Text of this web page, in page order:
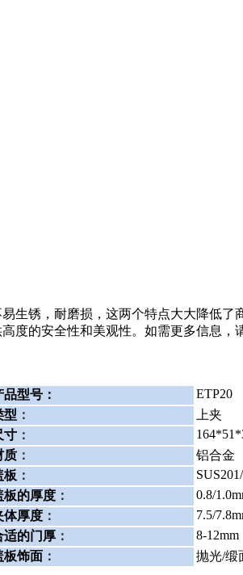
生锈，耐磨损，这两个特点大大降低
度的安全性和美观性。如需更多信息，
品型号：
ETP20
型 ：
上夹
寸 ：
质 ：
铝合金
板 ：
板的厚度 ：
0.8/
体厚度 ：
7.5/
适的门厚 ：
8-12mm
板饰面 ： 抛光/缎